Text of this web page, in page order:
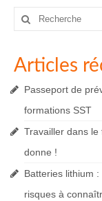
Rechercher
Articles
Passeport de
formations SST
Travailler dans
donne !
Batteries lithium
risques à